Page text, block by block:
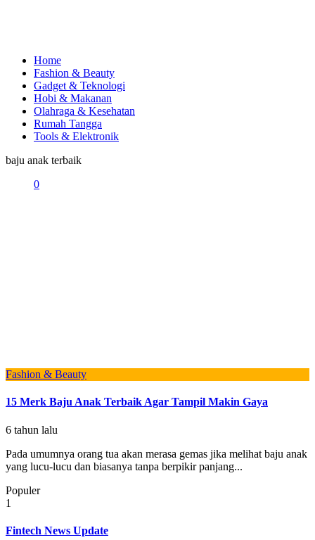
Home
Fashion & Beauty
Gadget & Teknologi
Hobi & Makanan
Olahraga & Kesehatan
Rumah Tangga
Tools & Elektronik
baju anak terbaik
0
Fashion & Beauty
15 Merk Baju Anak Terbaik Agar Tampil Makin Gaya
6 tahun lalu
Pada umumnya orang tua akan merasa gemas jika melihat baju anak
yang lucu-lucu dan biasanya tanpa berpikir panjang...
Populer
1
Fintech News Update